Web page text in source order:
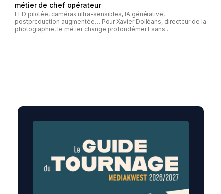
métier de chef opérateur
LED pilotée, caméras ultra-sensibles, IA générative,
postproduction augmentée… Pour Xavier Dolléans, directeur de la
photographie, le métier change profondément sans...